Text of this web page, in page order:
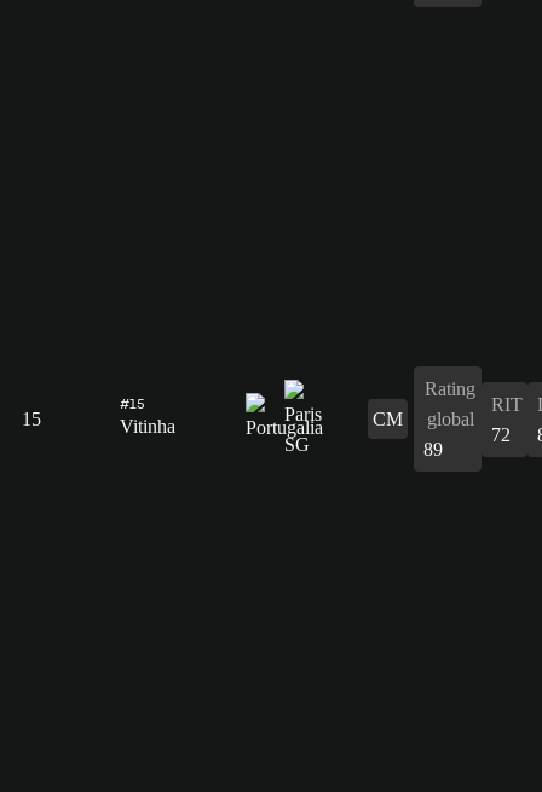
15
#15
Vitinha CM
Rating
global
89
RIT
72